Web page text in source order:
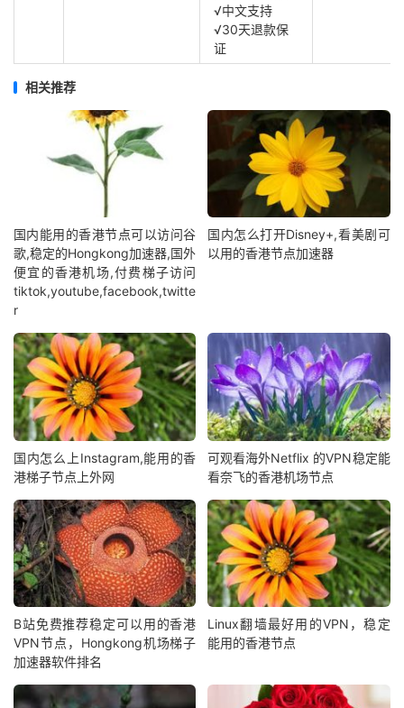
√中文支持
√30天退款保
证
相关推荐
国内能用的香港节点可以访问谷
歌,稳定的Hongkong加速器,国外
便宜的香港机场,付费梯子访问
tiktok,youtube,facebook,twitte
r
国内怎么打开Disney+,看美剧可
以用的香港节点加速器
国内怎么上Instagram,能用的香
港梯子节点上外网
可观看海外Netflix 的VPN稳定能
看奈飞的香港机场节点
B站免费推荐稳定可以用的香港
VPN节点，Hongkong机场梯子
加速器软件排名
Linux翻墙最好用的VPN，稳定
能用的香港节点